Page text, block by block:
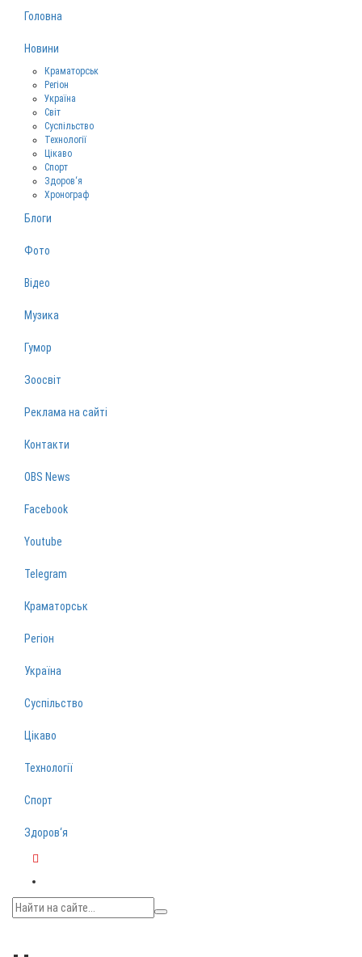
Головна
Новини
Краматорськ
Регіон
Україна
Світ
Суспільство
Технології
Цікаво
Спорт
Здоров‘я
Хронограф
Блоги
Фото
Відео
Музика
Гумор
Зоосвіт
Реклама на сайті
Контакти
OBS News
Facebook
Youtube
Telegram
Краматорськ
Регіон
Україна
Суспільство
Цікаво
Технології
Спорт
Здоров‘я